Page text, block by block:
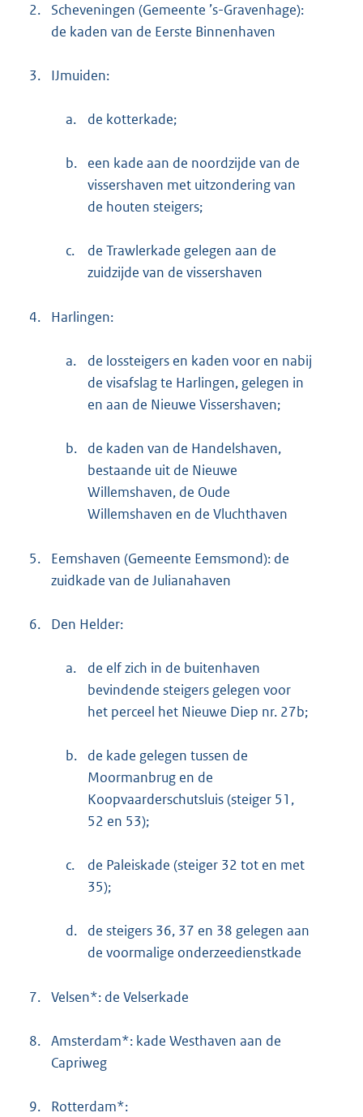
2.
Scheveningen (Gemeente ’s-Gravenhage):
de kaden van de Eerste Binnenhaven
3. IJmuiden:
a. de kotterkade;
b.
een kade aan de noordzijde van de
vissershaven met uitzondering van
de houten steigers;
c.
de Trawlerkade gelegen aan de
zuidzijde van de vissershaven
4. Harlingen:
a.
de lossteigers en kaden voor en nabij
de visafslag te Harlingen, gelegen in
en aan de Nieuwe Vissershaven;
b.
de kaden van de Handelshaven,
bestaande uit de Nieuwe
Willemshaven, de Oude
Willemshaven en de Vluchthaven
5.
Eemshaven (Gemeente Eemsmond): de
zuidkade van de Julianahaven
6. Den Helder:
a.
de elf zich in de buitenhaven
bevindende steigers gelegen voor
het perceel het Nieuwe Diep nr. 27b;
b.
de kade gelegen tussen de
Moormanbrug en de
Koopvaarderschutsluis (steiger 51,
52 en 53);
c.
de Paleiskade (steiger 32 tot en met
35);
d.
de steigers 36, 37 en 38 gelegen aan
de voormalige onderzeedienstkade
7. Velsen*: de Velserkade
8. Amsterdam*: kade Westhaven aan de
Capriweg
9. Rotterdam*: